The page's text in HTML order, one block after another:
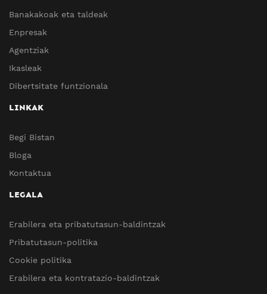
Banakakoak eta taldeak
Enpresak
Agentziak
Ikasleak
Dibertsitate funtzionala
LINKAK
Begi Bistan
Bloga
Kontaktua
LEGALA
Erabilera eta pribatutasun-baldintzak
Pribatutasun-politika
Cookie politika
Erabilera eta kontratazio-baldintzak